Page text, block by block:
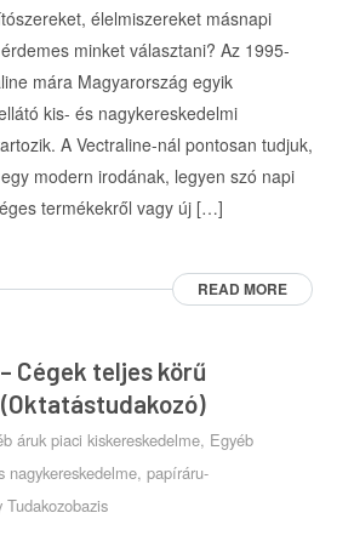
élelmiszereket másnapi
minket választani? Az 1995-
mára Magyarország egyik
kis- és nagykereskedelmi
A Vectraline-nál pontosan tudjuk,
modern irodának, legyen szó napi
termékekről vagy új […]
READ MORE
Cégek teljes körű
áruk piaci kiskereskedelme, Egyéb
nagykereskedelme, papíráru-
Tudakozobazis